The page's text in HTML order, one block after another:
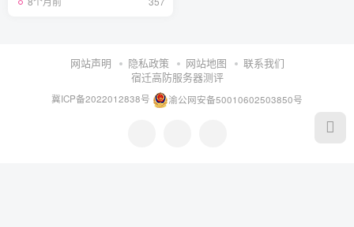
网站声明 隐私政策 网站地图
联系我们
宿迁高防服务器测评
冀ICP备2022012838号 渝公网安备50010602503850号